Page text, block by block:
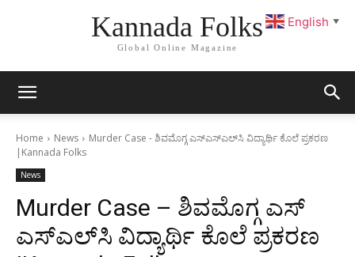
Kannada Folks
Global Online Magazine
Home News
Murder Case - ಶಿವಮೊಗ್ಗ ಎಸ್​ಎಸ್​ಎಲ್​ಸಿ ವಿದ್ಯಾರ್ಥಿ ಕೊಲೆ ಪ್ರಕರಣ
|Kannada Folks
News
Murder Case – ಶಿವಮೊಗ್ಗ ಎಸ್​
ಎಸ್​ಎಲ್​ಸಿ ವಿದ್ಯಾರ್ಥಿ ಕೊಲೆ ಪ್ರಕರಣ
English ▼